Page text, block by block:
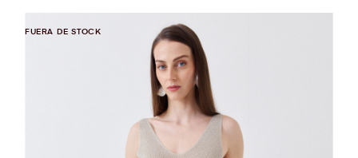
FUERA DE STOCK